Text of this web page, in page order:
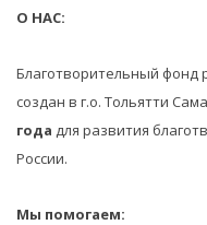
О НАС:
Благотворительный фонд
создан в г.о. Тольятти
года для развития
России.
Мы помогаем: